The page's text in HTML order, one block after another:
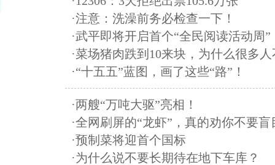
·注意：洗澡前务必检查一下！
·武平即将开启首个“全民阅读活动周”
·菜场猪肉跌到10来块，为什么很多
·“十五五”蓝图，画了这些“路”！
·两艘“万吨大驱”亮相！
·全网刷屏的“龙虾”，真的劝你不要
·预制菜将迎首个国标
·为什么说不要长期待在地下车库？